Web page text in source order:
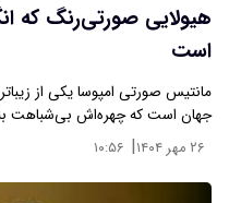
هیولایی صورتی‌رنگ که
است
مانتیس صورتی امپوسا یکی از
جهان است که چهره‌اش بی‌شباهت به
۲۶ مهر ۱۴۰۴ | ۱۰:۵۶